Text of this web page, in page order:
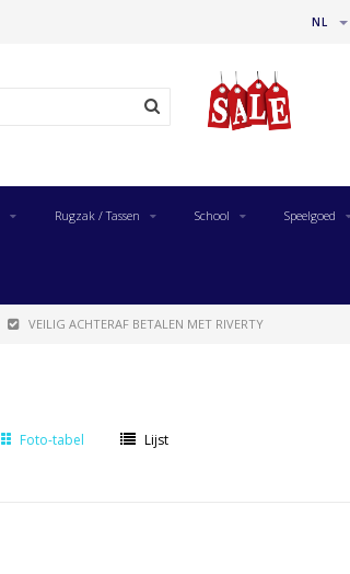
NL
Rugzak / Tassen School Speelgoed
VEILIG ACHTERAF BETALEN MET RIVERTY
Foto-tabel Lijst